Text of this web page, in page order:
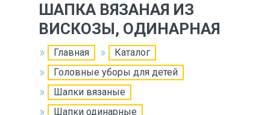
ШАПКА ВЯЗАНАЯ ИЗ
ВИСКОЗЫ, ОДИНАРНАЯ
Главная
Каталог
Головные уборы для детей
Шапки вязаные
Шапки одинарные